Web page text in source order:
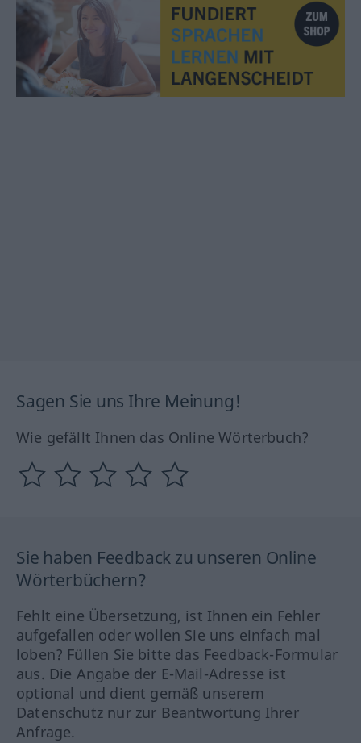
Sagen Sie uns Ihre Meinung!
Wie gefällt Ihnen das Online Wörterbuch?
Sie haben Feedback zu unseren Online
Wörterbüchern?
Fehlt eine Übersetzung, ist Ihnen ein Fehler
aufgefallen oder wollen Sie uns einfach mal
loben? Füllen Sie bitte das Feedback-Formular
aus. Die Angabe der E-Mail-Adresse ist
optional und dient gemäß unserem
Datenschutz nur zur Beantwortung Ihrer
Anfrage.